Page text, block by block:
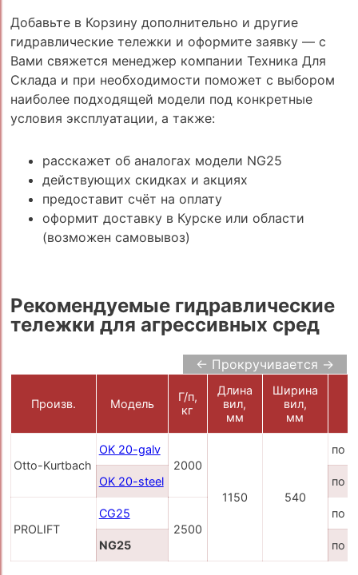
Добавьте в Корзину дополнительно и другие
гидравлические тележки и оформите заявку — с
Вами свяжется менеджер компании Техника Для
Склада и при необходимости поможет с выбором
наиболее подходящей модели под конкретные
условия эксплуатации, а также:
расскажет об аналогах модели NG25
действующих скидках и акциях
предоставит счёт на оплату
оформит доставку в Курске или области
(возможен самовывоз)
Рекомендуемые гидравлические
тележки для агрессивных сред
← Прокручивается →
Произв. Модель
Г/п,
кг
Длина
вил,
мм
Ширина
вил,
мм
Otto-Kurtbach
OK 20-galv
2000
1150 540
по
OK 20-steel по
PROLIFT
CG25
2500
по
NG25 по